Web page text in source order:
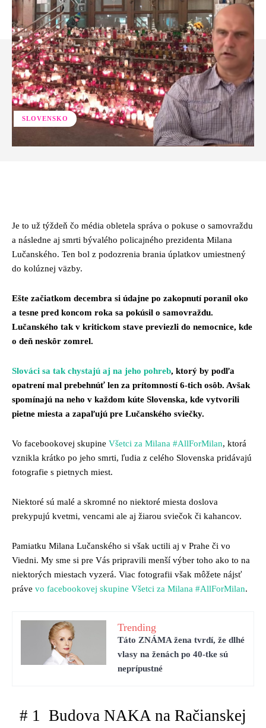
SLOVENSKO
Je to už týždeň čo média obletela správa o pokuse o samovraždu
a následne aj smrti bývalého policajného prezidenta Milana
Lučanského. Ten bol z podozrenia brania úplatkov umiestnený
do kolúznej väzby.
Ešte začiatkom decembra si údajne po zakopnutí poranil oko
a tesne pred koncom roka sa pokúsil o samovraždu.
Lučanského tak v kritickom stave previezli do nemocnice, kde
o deň neskôr zomrel.
Slováci sa tak chystajú aj na jeho pohreb, ktorý by podľa
opatrení mal prebehnúť len za prítomností 6-tich osôb. Avšak
spomínajú na neho v každom kúte Slovenska, kde vytvorili
pietne miesta a zapaľujú pre Lučanského sviečky.
Vo facebookovej skupine Všetci za Milana #AllForMilan, ktorá
vznikla krátko po jeho smrti, ľudia z celého Slovenska pridávajú
fotografie s pietnych miest.
Niektoré sú malé a skromné no niektoré miesta doslova
prekypujú kvetmi, vencami ale aj žiarou sviečok či kahancov.
Pamiatku Milana Lučanského si však uctili aj v Prahe či vo
Viedni. My sme si pre Vás pripravili menší výber toho ako to na
niektorých miestach vyzerá. Viac fotografii však môžete nájsť
práve vo facebookovej skupine Všetci za Milana #AllForMilan.
Trending
Táto ZNÁMA žena tvrdí, že dlhé
vlasy na ženách po 40-tke sú
neprípustné
# 1 Budova NAKA na Račianskej